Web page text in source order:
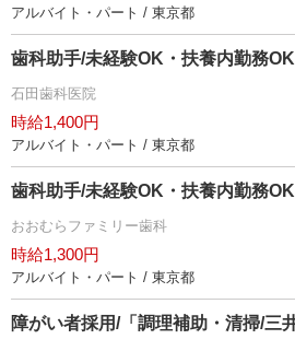
アルバイト・パート / 東京都
歯科助手/未経験OK・扶養内勤務OK
石田歯科医院
時給1,400円
アルバイト・パート / 東京都
歯科助手/未経験OK・扶養内勤務OK
おおむらファミリー歯科
時給1,300円
アルバイト・パート / 東京都
障がい者採用/「調理補助・清掃/三